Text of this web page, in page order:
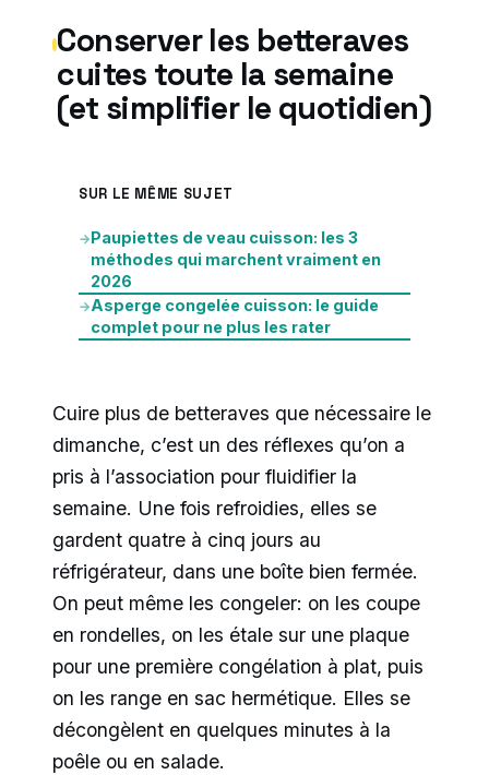
Conserver les betteraves
cuites toute la semaine
(et simplifier le quotidien)
SUR LE MÊME SUJET
→Paupiettes de veau cuisson: les 3
méthodes qui marchent vraiment en
2026
→Asperge congelée cuisson: le guide
complet pour ne plus les rater
Cuire plus de betteraves que nécessaire le
dimanche, c’est un des réflexes qu’on a
pris à l’association pour fluidifier la
semaine. Une fois refroidies, elles se
gardent quatre à cinq jours au
réfrigérateur, dans une boîte bien fermée.
On peut même les congeler: on les coupe
en rondelles, on les étale sur une plaque
pour une première congélation à plat, puis
on les range en sac hermétique. Elles se
décongèlent en quelques minutes à la
poêle ou en salade.